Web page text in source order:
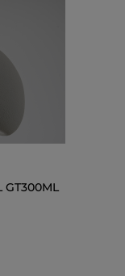
GT300ML